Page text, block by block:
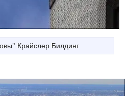
Крайслер Билдинг